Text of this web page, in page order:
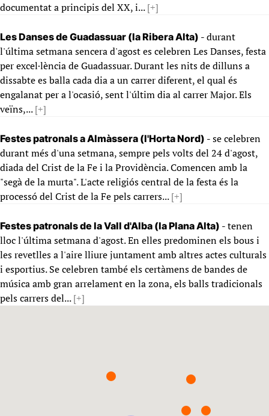
documentat a principis del XX, i...[+]
Les Danses de Guadassuar (la Ribera Alta) - durant
l'última setmana sencera d'agost es celebren Les Danses, festa
per excel·lència de Guadassuar. Durant les nits de dilluns a
dissabte es balla cada dia a un carrer diferent, el qual és
engalanat per a l'ocasió, sent l'últim dia al carrer Major. Els
veïns,...[+]
Festes patronals a Almàssera (l'Horta Nord) - se celebren
durant més d'una setmana, sempre pels volts del 24 d'agost,
diada del Crist de la Fe i la Providència. Comencen amb la
"segà de la murta". L'acte religiós central de la festa és la
processó del Crist de la Fe pels carrers...[+]
Festes patronals de la Vall d'Alba (la Plana Alta) - tenen
lloc l'última setmana d'agost. En elles predominen els bous i
les revetlles a l'aire lliure juntament amb altres actes culturals
i esportius. Se celebren també els certàmens de bandes de
música amb gran arrelament en la zona, els balls tradicionals
pels carrers del...[+]